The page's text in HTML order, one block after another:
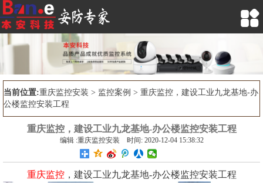

当前位置:重庆监控安装 > 监控案例 > 重庆监控，建设工业九龙基地-办
公楼监控安装工程
重庆监控，建设工业九龙基地-办公楼监控安装工程
编辑 :重庆监控安装 时间: 2020-12-04 15:38:32
重庆监控，建设工业九龙基地-办公楼监控安装工程